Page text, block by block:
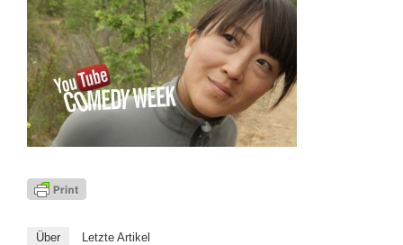
Über Letz­te Artikel